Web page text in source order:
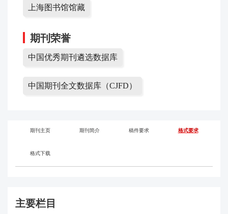
上海图书馆馆藏
期刊荣誉
中国优秀期刊遴选数据库
中国期刊全文数据库（CJFD）
期刊主页 期刊简介 稿件要求 格式要求
格式下载
主要栏目